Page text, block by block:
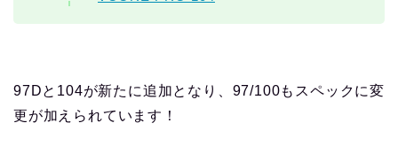
97Dと104が新たに追加となり、97/100もスペックに変
更が加えられています！